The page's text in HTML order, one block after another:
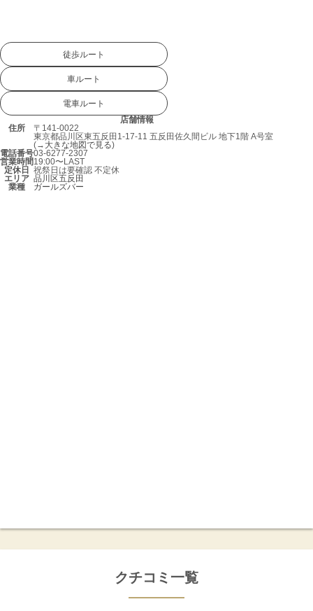
徒歩ルート
車ルート
電車ルート
店舗情報
住所
〒141-0022
東京都品川区東五反田1-17-11 五反田佐久間ビル 地下1階 A号室
(→ 大きな地図で見る)
電話番号03-6277-2307
営業時間19:00〜LAST
定休日
祝祭日は要確認 不定休
エリア 品川区五反田
業種
ガールズバー
クチコミ一覧